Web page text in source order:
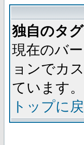
独自のタ
現在のバ
ョンでカ
ています。
トップに